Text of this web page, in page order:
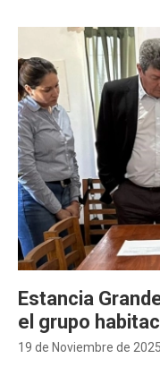
19 de Noviembre de 2025
Estancia
el grupo